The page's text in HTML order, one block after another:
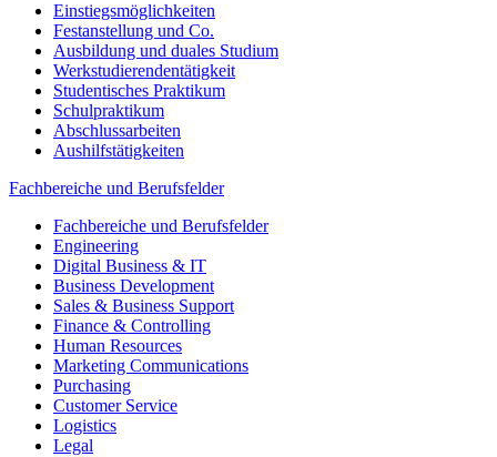
Einstiegsmöglichkeiten
Festanstellung und Co.
Ausbildung und duales Studium
Werkstudierendentätigkeit
Studentisches Praktikum
Schulpraktikum
Abschlussarbeiten
Aushilfstätigkeiten
Fachbereiche und Berufsfelder
Fachbereiche und Berufsfelder
Engineering
Digital Business & IT
Business Development
Sales & Business Support
Finance & Controlling
Human Resources
Marketing Communications
Purchasing
Customer Service
Logistics
Legal